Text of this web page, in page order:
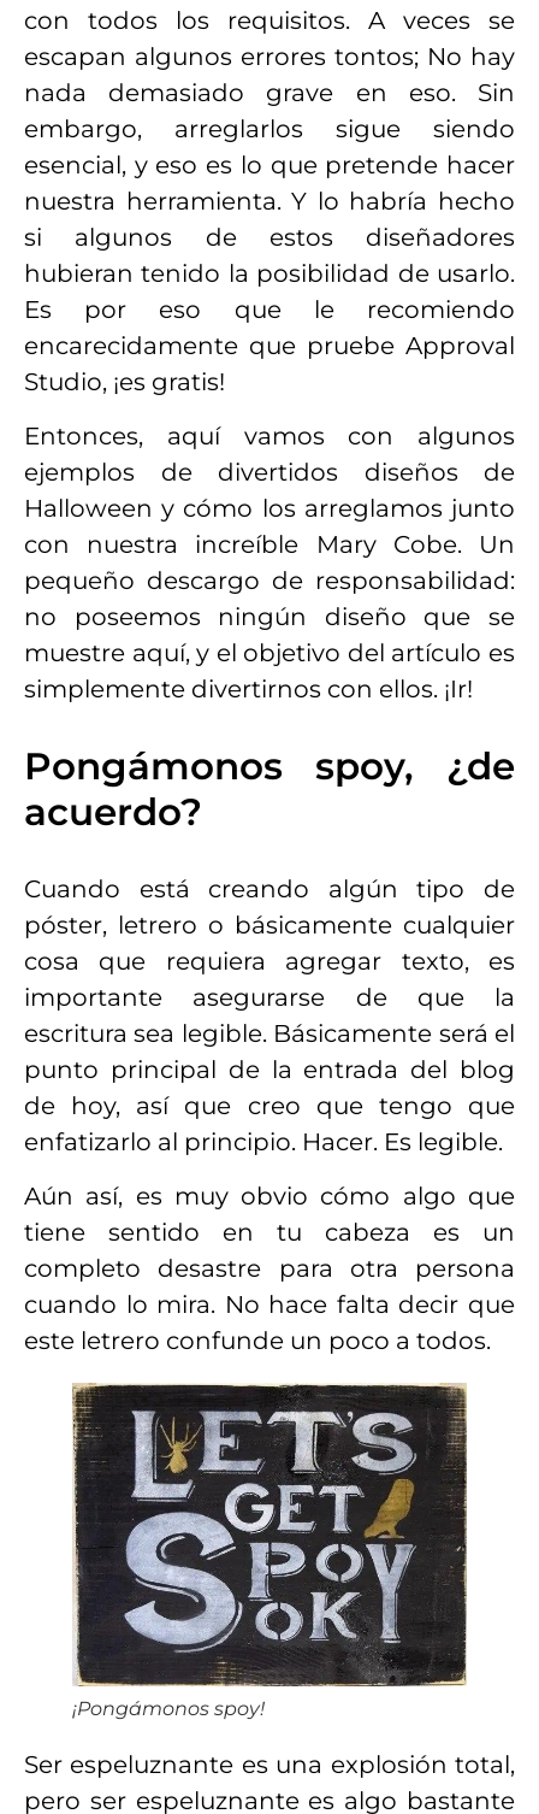
con todos los requisitos. A veces se
escapan algunos errores tontos; No hay
nada demasiado grave en eso. Sin
embargo, arreglarlos sigue siendo
esencial, y eso es lo que pretende hacer
nuestra herramienta. Y lo habría hecho
si algunos de estos diseñadores
hubieran tenido la posibilidad de usarlo.
Es por eso que le recomiendo
encarecidamente que pruebe Approval
Studio, ¡es gratis!
Entonces, aquí vamos con algunos
ejemplos de divertidos diseños de
Halloween y cómo los arreglamos junto
con nuestra increíble Mary Cobe. Un
pequeño descargo de responsabilidad:
no poseemos ningún diseño que se
muestre aquí, y el objetivo del artículo es
simplemente divertirnos con ellos. ¡Ir!
Pongámonos spoy, ¿de
acuerdo?
Cuando está creando algún tipo de
póster, letrero o básicamente cualquier
cosa que requiera agregar texto, es
importante asegurarse de que la
escritura sea legible. Básicamente será el
punto principal de la entrada del blog
de hoy, así que creo que tengo que
enfatizarlo al principio. Hacer. Es legible.
Aún así, es muy obvio cómo algo que
tiene sentido en tu cabeza es un
completo desastre para otra persona
cuando lo mira. No hace falta decir que
este letrero confunde un poco a todos.
¡Pongámonos spoy!
Ser espeluznante es una explosión total,
pero ser espeluznante es algo bastante